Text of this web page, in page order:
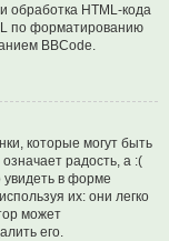
обработка HTML-кода
по форматированию
BBCode.
которые могут быть
радость, а :(
увидеть в форме
их: они легко
может
его.